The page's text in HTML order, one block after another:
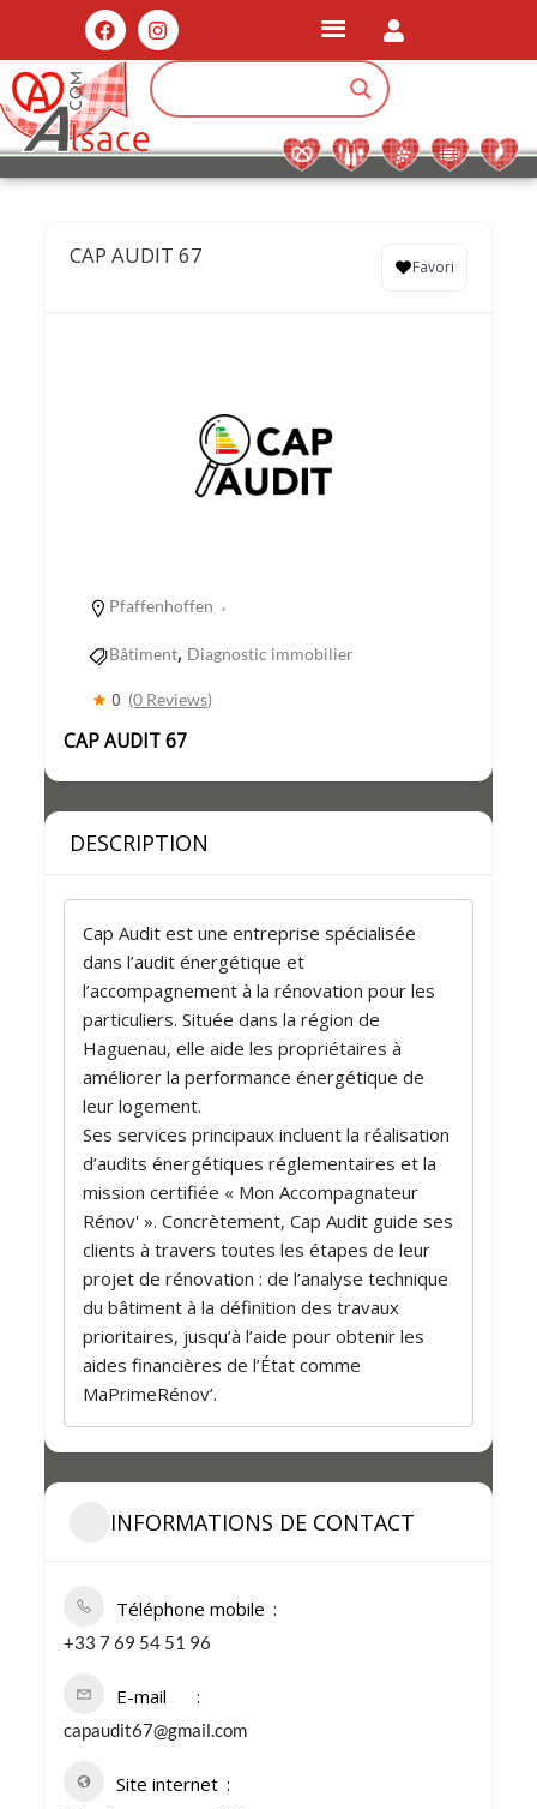
CAP AUDIT 67 Favori
Pfaffenhoffen
Bâtiment, Diagnostic immobilier
0 (0 Reviews)
CAP AUDIT 67
DESCRIPTION
Cap Audit est une entreprise spécialisée
dans l’audit énergétique et
l’accompagnement à la rénovation pour les
particuliers. Située dans la région de
Haguenau, elle aide les propriétaires à
améliorer la performance énergétique de
leur logement.
Ses services principaux incluent la réalisation
d’audits énergétiques réglementaires et la
mission certifiée « Mon Accompagnateur
Rénov' ». Concrètement, Cap Audit guide ses
clients à travers toutes les étapes de leur
projet de rénovation : de l’analyse technique
du bâtiment à la définition des travaux
prioritaires, jusqu’à l’aide pour obtenir les
aides financières de l’État comme
MaPrimeRénov’.
INFORMATIONS DE CONTACT
Téléphone mobile
+33 7 69 54 51 96
E-mail
capaudit67@gmail.com
Site internet